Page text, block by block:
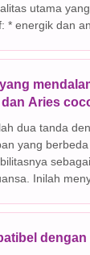
utama
baru.
Aries
dua tanda
yang berbeda
Inilah
* Kekuatan
dengan